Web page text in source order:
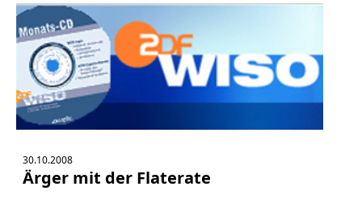
30.10.2008
Ärger mit der Flaterate